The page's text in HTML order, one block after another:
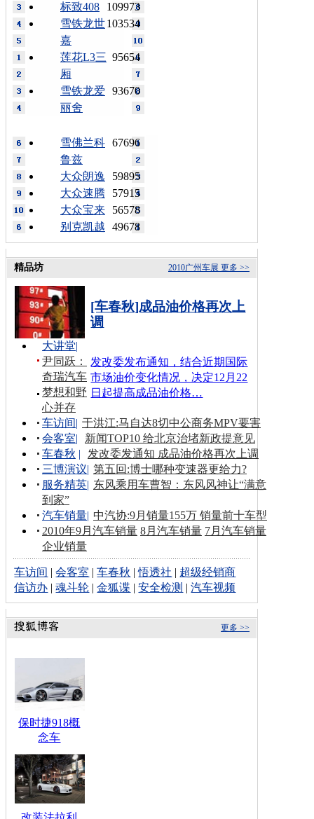
109973
标致408
103534
雪铁龙世
嘉
95654
莲花L3三
厢
93670
雪铁龙爱
丽舍
67696
雪佛兰科
鲁兹
59895
大众朗逸
57915
大众速腾
56578
大众宝来
49678
别克凯越
更多 >>
2010广州车展
精品坊
[车春秋]成品油价格再次上
调
发改委发布通知，结合近期国际
市场油价变化情况，决定12月22
日起提高成品油价格…
大讲堂|
尹同跃：
奇瑞汽车
梦想和野
心并存
车访间| 于洪江:马自达8切中公商务MPV要害
会客室|
新闻TOP10 给北京治堵新政提意见
车春秋 |
发改委发通知 成品油价格再次上调
三博演议| 第五回:博士哪种变速器更给力?
服务精英| 东风乘用车曹智：东风风神让“满意
到家”
汽车销量| 中汽协:9月销量155万 销量前十车型
2010年9月汽车销量 8月汽车销量 7月汽车销量
企业销量
车访间 |会客室 |车春秋 |悟透社 | 超级经销商
信访办 |魂斗轮 |金狐谍 |安全检测 |汽车视频
更多 >>
保时捷918概
念车